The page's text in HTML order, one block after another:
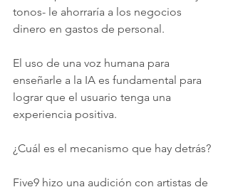
tonos- le ahorraría a los negocios
dinero en gastos de personal.
El uso de una voz humana para
enseñarle a la IA es fundamental para
lograr que el usuario tenga una
experiencia positiva.
¿Cuál es el mecanismo que hay detrás?
Five9 hizo una audición con artistas de